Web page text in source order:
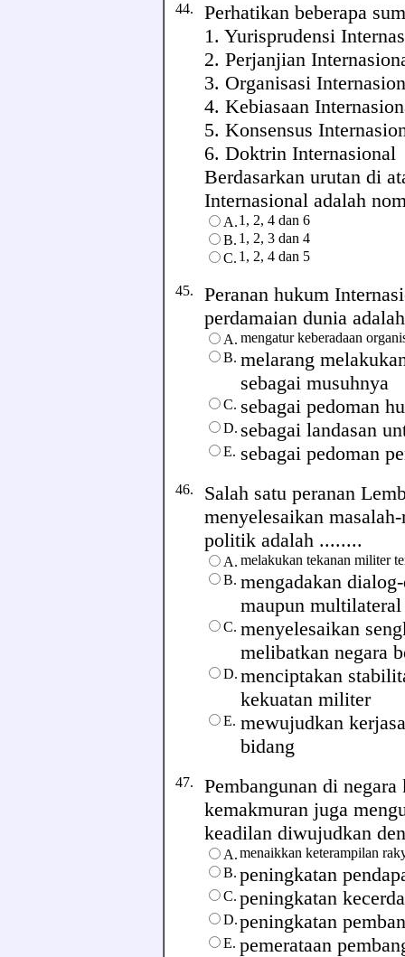
44. Perhatikan beberapa
1. Yurisprudensi
2. Perjanjian
3. Organisasi
4. Kebiasaan
5. Konsensus
6. Doktrin Internasional
Berdasarkan urutan di
Internasional adalah
A.1, 2, 4 dan 6
B. 1, 2, 3 dan 4
C. 1, 2, 4 dan 5
45. Peranan hukum
perdamaian dunia
A. mengatur keberadaan
B. melarang
sebagai musuhnya
C. sebagai pedoman
D. sebagai landasan
E. sebagai pedoman
46. Salah satu peranan
menyelesaikan
politik adalah ........
A. melakukan tekanan militer
B. mengadakan
maupun multilateral
C. menyelesaikan
melibatkan negara
D. menciptakan
kekuatan militer
E. mewujudkan
bidang
47. Pembangunan di
kemakmuran juga
keadilan diwujudkan
A.menaikkan keterampilan
B. peningkatan
C. peningkatan
D.peningkatan
E. pemerataan